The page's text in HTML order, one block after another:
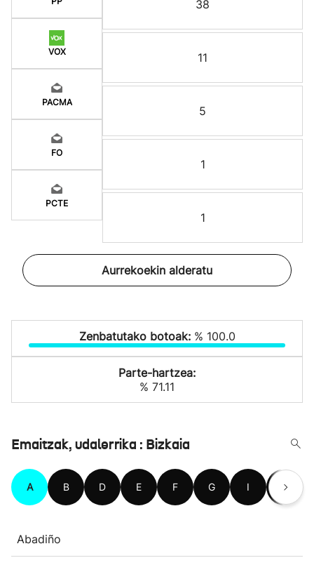
VOX
PACMA
FO
PCTE
38
11
5
1
1
Aurrekoekin alderatu
Zenbatutako botoak: % 100.0
Parte-hartzea:
% 71.11
Emaitzak, udalerrika : Bizkaia
A B D E F G I J
Abadiño